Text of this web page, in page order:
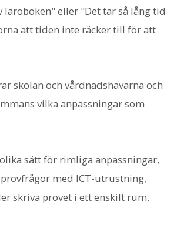
läroboken" eller "Det tar så lång tid
att tiden inte räcker till för att
skolan och vårdnadshavarna och
vilka anpassningar som
sätt för rimliga anpassningar,
med ICT-utrustning,
skriva provet i ett enskilt rum.